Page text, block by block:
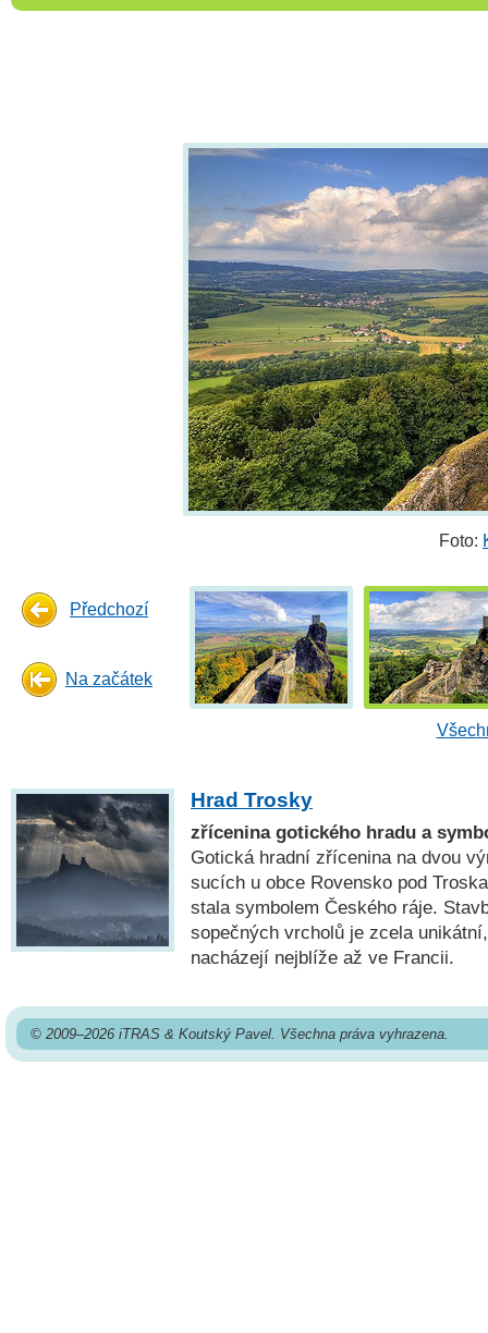
Foto:
Předchozí
Na začátek
Hrad Trosky
zřícenina gotického hradu a
Gotická hradní zřícenina na dvou
sucích u obce Rovensko pod
stala symbolem Českého ráje.
sopečných vrcholů je zcela
nacházejí nejblíže až ve Francii.
© 2009–2026 iTRAS & Koutský Pavel. Všechna práva vyhrazena.